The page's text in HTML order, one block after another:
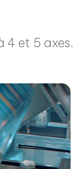
4 et 5 axes.